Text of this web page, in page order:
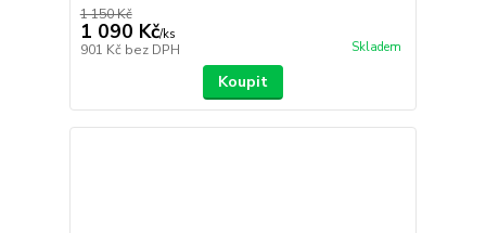
1 150 Kč
1 090 Kč/ks
901 Kč bez DPH Skladem
Koupit